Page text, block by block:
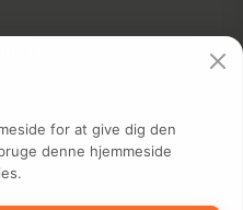
for at give dig den
denne hjemmeside